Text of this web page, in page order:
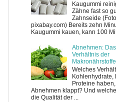
Kaugummi
Zähne fast so
Zahnseide
pixabay.com) Bereits zehn
Kaugummi kauen, kann 100
Abnehmen:
Verhältnis der
Makronährstoffe
Welches
Kohlenhydrate,
Proteine
Abnehmen klappt? Und
die Qualität der ...